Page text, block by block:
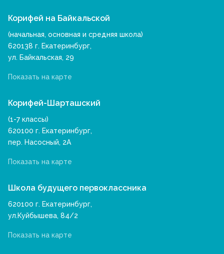
Корифей на Байкальской
(начальная, основная и средняя школа)
620138 г. Екатеринбург,
ул. Байкальская, 29
Показать на карте
Корифей-Шарташский
(1-7 классы)
620100 г. Екатеринбург,
пер. Насосный, 2А
Показать на карте
Школа будущего первоклассника
620100 г. Екатеринбург,
ул.Куйбышева, 84/2
Показать на карте